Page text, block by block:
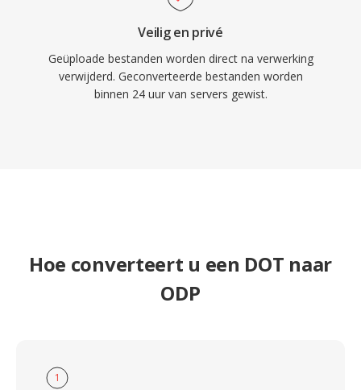
Veilig en privé
Geüploade bestanden worden direct na verwerking
verwijderd. Geconverteerde bestanden worden
binnen 24 uur van servers gewist.
Hoe converteert u een DOT naar
ODP
1